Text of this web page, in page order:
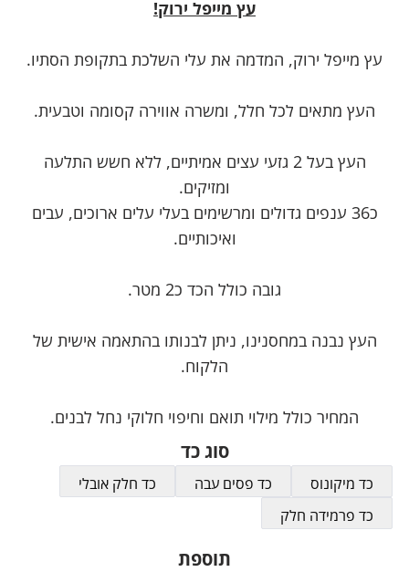
עץ מייפל ירוק!
עץ מייפל ירוק, המדמה את עלי השלכת בתקופת הסתיו.
העץ מתאים לכל חלל, ומשרה אווירה קסומה וטבעית.
העץ בעל 2 גזעי עצים אמיתיים, ללא חשש התלעה
ומזיקים.
כ36 ענפים גדולים ומרשימים בעלי עלים ארוכים, עבים
ואיכותיים.
גובה כולל הכד כ2 מטר.
העץ נבנה במחסנינו, ניתן לבנותו בהתאמה אישית של
הלקוח.
המחיר כולל מילוי תואם וחיפוי חלוקי נחל לבנים.
סוג כד
כד מיקונוס כד פסים עבה
כד חלק אובלי
כד פרמידה חלק
תוספת